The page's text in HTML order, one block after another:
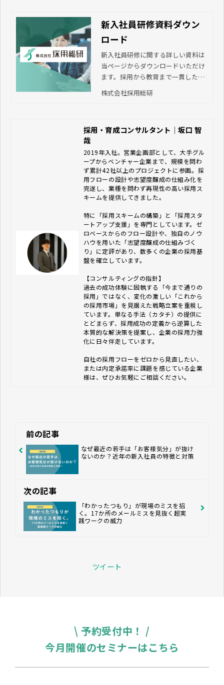
新入社員研修資料ダウン
ロード
新入社員研修に関する詳しい資料は
当ページからダウンロードいただけ
ます。採用から教育まで一貫したサ
300社以上の実績を誇り、若い世代
材育成の課題を解決します。
株式会社採用総研
採用・育成コンサルタント｜坂口 智
哉
2019年入社。営業企画部として、大手グル
ープからベンチャー企業まで、規模を問わ
ず累計42社以上のプロジェクトに参画。採
用フローの設計や志望度醸成の仕組み化を
完遂し、業種を問わず再現性の高い採用ス
キームを提供してきました。
特に「採用スキームの構築」と「採用スタ
ートアップ支援」を専門としています。ゼ
ロベースからのフロー設計や、独自のノウ
ハウを用いた「志望度醸成の仕組みづく
り」に定評があり、数多くの企業の採用基
盤を確立しています。
【コンサルティングの指針】
過去の成功体験に固執する「今まで通りの
採用」ではなく、変化の激しい「これから
の採用市場」を見据えた戦略立案を重視し
ています。単なる手法（カタチ）の提供に
とどまらず、採用成功の定義から逆算した
本質的な解決策を提案し、企業の採用力強
化に日々伴走しています。
自社の採用フローをゼロから見直したい、
または内定承諾率に課題を感じている企業
様は、ぜひお気軽にご相談ください。
前の記事
なぜ最近の若手は「お客様気分」が抜け
ないのか？近年の新入社員の特徴と対策
次の記事
「わかったつもり」が現場のミスを招
く。17か所のメールミスを見抜く超実
践ワークの威力
ツイート
\ 予約受付中！ /
今月開催のセミナーはこちら